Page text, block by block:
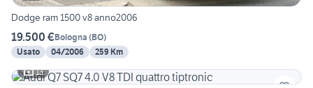
Dodge ram 1500 v8 anno2006
19.500 €Bologna (BO)
Usato
04/2006
259 Km
13